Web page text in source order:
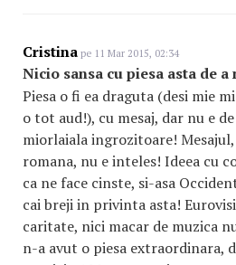
Cristina pe 11 Mar 2015, 02:34
Nicio sansa cu piesa asta de
Piesa o fi ea draguta (desi mie
o tot aud!), cu mesaj, dar nu e
miorlaiala ingrozitoare! Mesajul,
romana, nu e inteles! Ideea cu
ca ne face cinste, si-asa
cai breji in privinta asta!
caritate, nici macar de muzica
n-a avut o piesa extraordinara,